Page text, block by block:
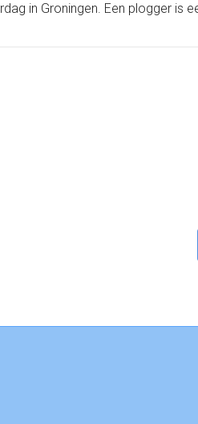
in Groningen. Een plogger